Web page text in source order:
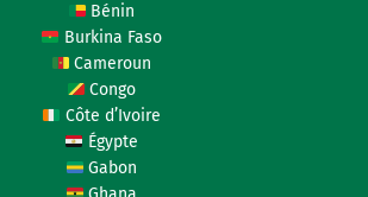
Bénin
Burkina Faso
Cameroun
Congo
Côte d’Ivoire
Égypte
Gabon